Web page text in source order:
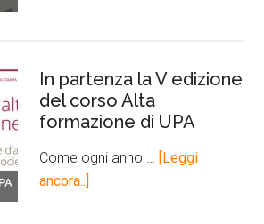
In partenza la V edizione
del corso Alta
formazione di UPA
Come ogni anno … [Leggi
ancora..]